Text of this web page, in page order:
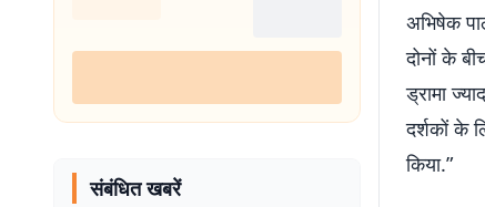
संबंधित खबरें
अभिषेक
दोनों के
ड्रामा
दर्शकों के
किया.”